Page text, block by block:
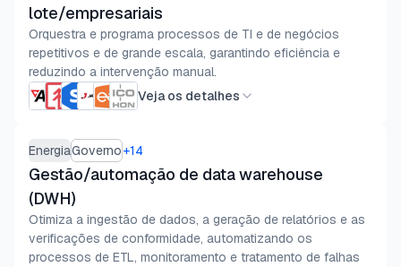
lote/empresariais
Orquestra e programa processos de TI e de negócios
repetitivos e de grande escala, garantindo eficiência e
reduzindo a intervenção manual.
Veja os detalhes
EnergiaGoverno+14
Gestão/automação de data warehouse
(DWH)
Otimiza a ingestão de dados, a geração de relatórios e as
verificações de conformidade, automatizando os
processos de ETL, monitoramento e tratamento de falhas